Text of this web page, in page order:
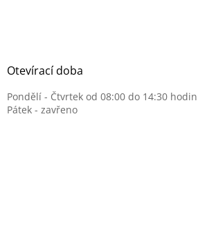
Otevírací doba
Pondělí - Čtvrtek od 08:00 do 14:30 hodin
Pátek - zavřeno